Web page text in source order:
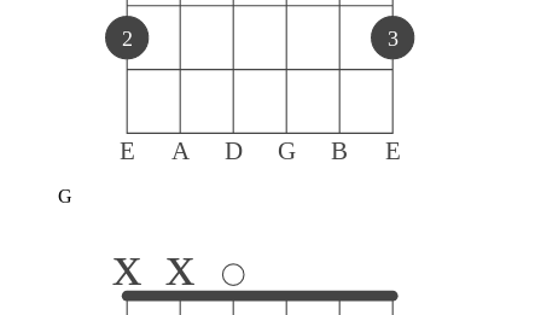
E A D G B E
2 3
G
x x